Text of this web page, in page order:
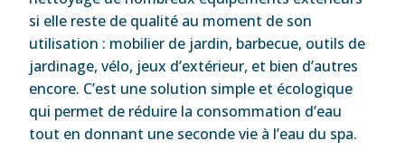
si elle reste de qualité au moment de son
utilisation : mobilier de jardin, barbecue, outils de
jardinage, vélo, jeux d’extérieur, et bien d’autres
encore. C’est une solution simple et écologique
qui permet de réduire la consommation d’eau
tout en donnant une seconde vie à l’eau du spa.